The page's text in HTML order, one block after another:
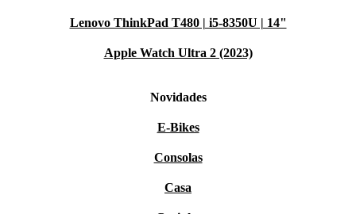
Lenovo ThinkPad T480 | i5-8350U | 14"
Apple Watch Ultra 2 (2023)
Novidades
E-Bikes
Consolas
Casa